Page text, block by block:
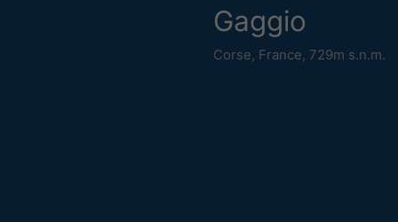
Gaggio
Corse, France, 729m s.n.m.